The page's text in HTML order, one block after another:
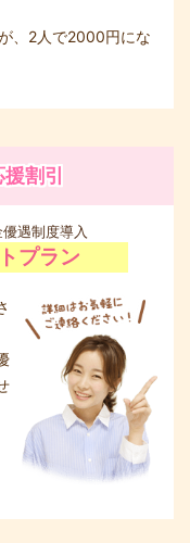
、2人で2000円にな
割引
遇制度導入
プラン